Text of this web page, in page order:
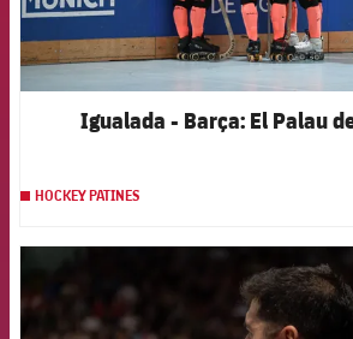
Igualada - Barça: El Palau
HOCKEY PATINES